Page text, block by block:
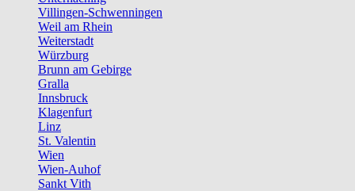
Villingen-Schwenningen
Weil am Rhein
Weiterstadt
Würzburg
Brunn am Gebirge
Gralla
Innsbruck
Klagenfurt
Linz
St. Valentin
Wien
Wien-Auhof
Sankt Vith